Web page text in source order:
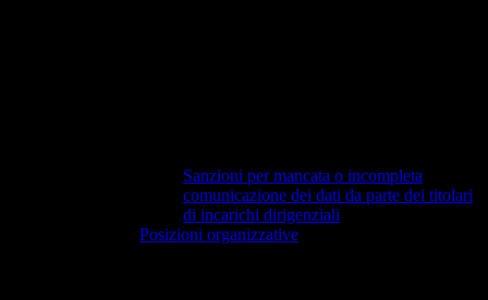
Sanzioni per mancata o incompleta
comunicazione dei dati da parte dei titolari
di incarichi dirigenziali
Posizioni organizzative